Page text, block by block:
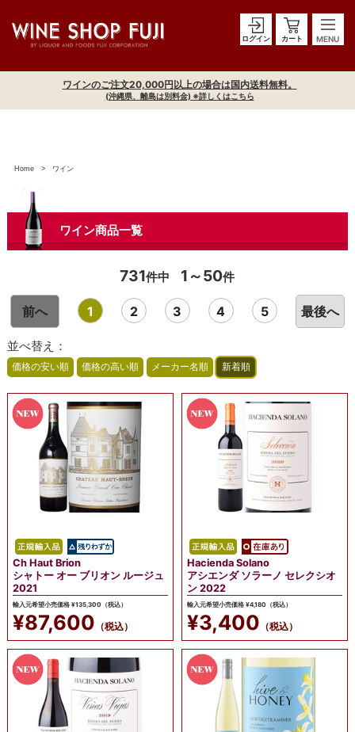
ログイン カート
ワインのご注文20,000円以上の場合は国内送料無料。
(沖縄県、離島は別料金) ※詳しくはこちら
Home ワイン
ワイン商品一覧
731件中 1～50件
前へ 1 2 3 4 5 最後へ
並べ替え：
Ch Haut Brion
シャトー オー ブリオン ルージュ
2021
輸入元希望小売価格 ¥135,300（税込）
¥87,600 （税込）
Hacienda Solano
アシエンダ ソラーノ セレクシオ
ン 2022
輸入元希望小売価格 ¥4,180（税込）
¥3,400 （税込）